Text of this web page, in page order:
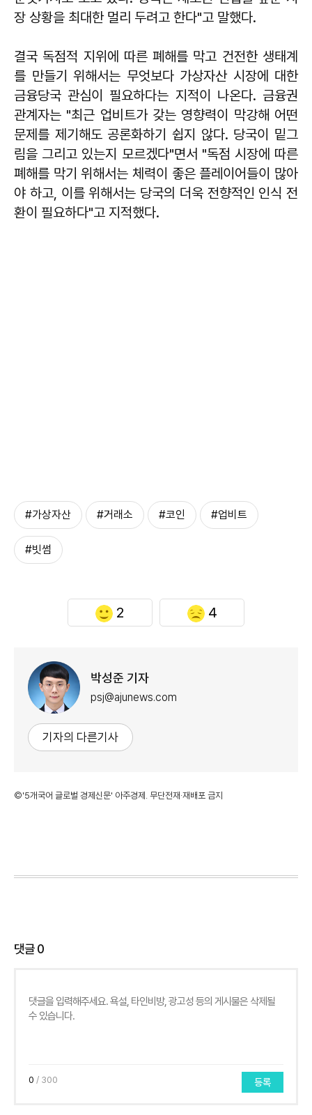
장 상황을 최대한 멀리 두려고 한다"고 말했다.
결국 독점적 지위에 따른 폐해를 막고 건전한 생태계
를 만들기 위해서는 무엇보다 가상자산 시장에 대한
금융당국 관심이 필요하다는 지적이 나온다. 금융권
관계자는 "최근 업비트가 갖는 영향력이 막강해 어떤
문제를 제기해도 공론화하기 쉽지 않다. 당국이 밑그
림을 그리고 있는지 모르겠다"면서 "독점 시장에 따른
폐해를 막기 위해서는 체력이 좋은 플레이어들이 많아
야 하고, 이를 위해서는 당국의 더욱 전향적인 인식 전
환이 필요하다"고 지적했다.
#가상자산 #거래소 #코인 #업비트
#빗썸
2 4
박성준 기자
psj@ajunews.com
기자의 다른기사
©'5개국어 글로벌 경제신문' 아주경제. 무단전재·재배포 금지
댓글0
0 / 300 등록